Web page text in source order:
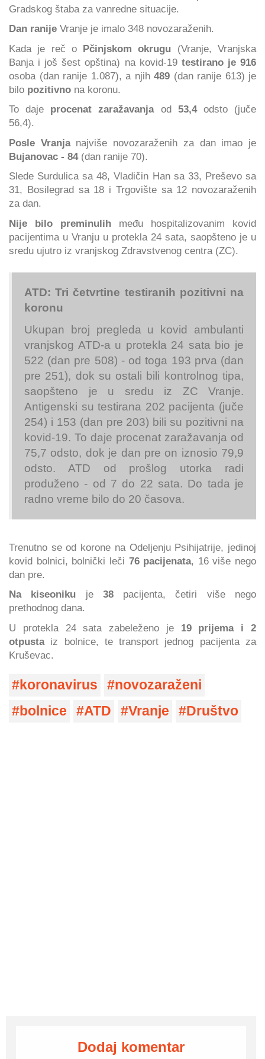
Gradskog štaba za vanredne situacije.
Dan ranije Vranje je imalo 348 novozaraženih.
Kada je reč o Pčinjskom okrugu (Vranje, Vranjska
Banja i još šest opština) na kovid-19 testirano je 916
osoba (dan ranije 1.087), a njih489 (dan ranije 613) je
bilo pozitivno na koronu.
To daje procenat zaražavanjaod 53,4odsto (juče
56,4).
Posle Vranjanajviše novozaraženih za dan imao je
Bujanovac - 84(dan ranije 70).
Slede Surdulica sa 48, Vladičin Han sa 33, Preševo sa
31, Bosilegrad sa 18 i Trgovište sa 12 novozaraženih
za dan.
Nije bilo preminulih među hospitalizovanim kovid
pacijentima u Vranju u protekla 24 sata, saopšteno je u
sredu ujutro iz vranjskog Zdravstvenog centra (ZC).
ATD: Tri četvrtine testiranih pozitivni na
koronu
Ukupan broj pregleda u kovid ambulanti
vranjskog ATD-a u protekla 24 sata bio je
522 (dan pre 508) - od toga 193 prva (dan
pre 251), dok su ostali bili kontrolnog tipa,
saopšteno je u sredu iz ZC Vranje.
Antigenski su testirana 202 pacijenta (juče
254) i 153 (dan pre 203) bili su pozitivni na
kovid-19. To daje procenat zaražavanja od
75,7 odsto, dok je dan pre on iznosio 79,9
odsto. ATD od prošlog utorka radi
produženo - od 7 do 22 sata. Do tada je
radno vreme bilo do 20 časova.
Trenutno se od korone na Odeljenju Psihijatrije, jedinoj
kovid bolnici, bolnički leči 76 pacijenata, 16 više nego
dan pre.
Na kiseoniku je 38pacijenta, četiri više nego
prethodnog dana.
U protekla 24 sata zabeleženo je19 prijema i 2
otpusta iz bolnice, te transport jednog pacijenta za
Kruševac.
koronavirus
novozaraženi
bolnice
ATD Vranje Društvo
Dodaj komentar